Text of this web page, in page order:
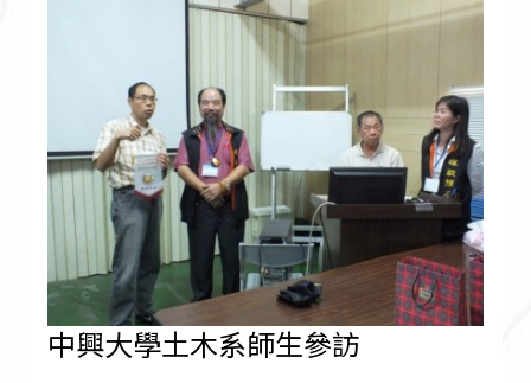
中興大學土木系師生參訪